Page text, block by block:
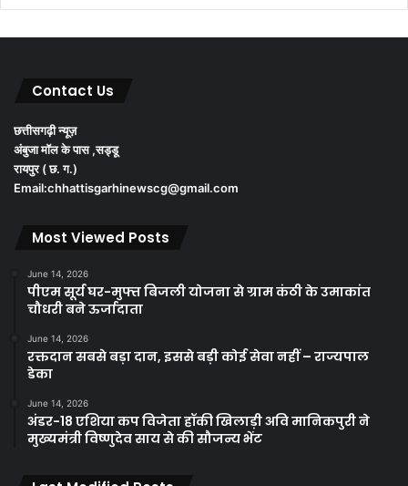
Contact Us
छत्तीसगढ़ी न्यूज़
अंबुजा मॉल के पास ,सड्डू
रायपुर ( छ. ग.)
Email:chhattisgarhinewscg@gmail.com
Most Viewed Posts
June 14, 2026
पीएम सूर्य घर-मुफ्त बिजली योजना से ग्राम कंठी के उमाकांत
चौधरी बने ऊर्जादाता
June 14, 2026
रक्तदान सबसे बड़ा दान, इससे बड़ी कोई सेवा नहीं – राज्यपाल
डेका
June 14, 2026
अंडर-18 एशिया कप विजेता हॉकी खिलाड़ी अवि मानिकपुरी ने
मुख्यमंत्री विष्णुदेव साय से की सौजन्य भेंट